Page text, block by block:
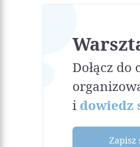
Dołącz
i dowiedz
Zapisz